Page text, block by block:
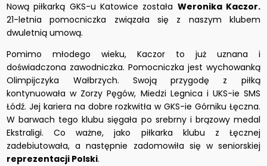
Nową piłkarką GKS-u Katowice została Weronika Kaczor.
21-letnia pomocniczka związała się z naszym klubem
dwuletnią umową.
Pomimo młodego wieku, Kaczor to już uznana i
doświadczona zawodniczka. Pomocniczka jest wychowanką
Olimpijczyka Wałbrzych. Swoją przygodę z piłką
kontynuowała w Zorzy Pęgów, Miedzi Legnica i UKS-ie SMS
Łódź. Jej kariera na dobre rozkwitła w GKS-ie Górniku Łęczna.
W barwach tego klubu sięgała po srebrny i brązowy medal
Ekstraligi. Co ważne, jako piłkarka klubu z Łęcznej
zadebiutowała, a następnie zadomowiła się w seniorskiej
reprezentacji Polski.